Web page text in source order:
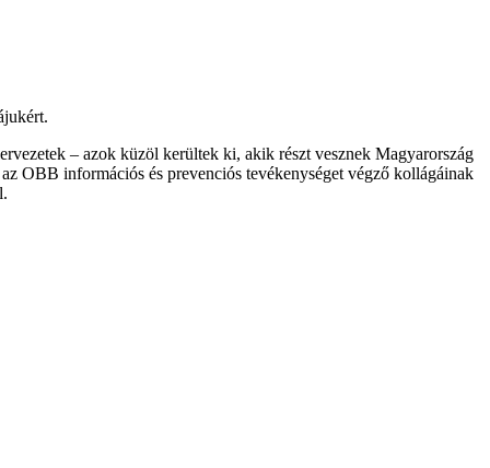
– azok küzöl kerültek ki, akik részt vesznek Magyarország
OBB információs és prevenciós tevékenységet végző kollágáinak